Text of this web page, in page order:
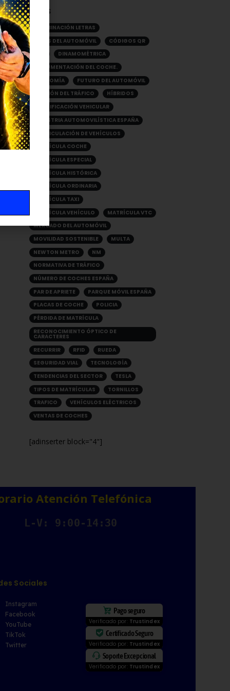
TAGS
COMBINACIÓN LETRAS
CRISIS DEL AUTOMÓVIL
CÓDIGOS QR
DINAMOMÉTRICA
DOCUMENTACIÓN DEL COCHE.
ECONOMÍA
FUTURO DEL AUTOMÓVIL
GESTIÓN DEL TRÁFICO
HÍBRIDOS
IDENTIFICACIÓN VEHICULAR
INDUSTRIA AUTOMOVILÍSTICA ESPAÑA
MATRICULACIÓN DE VEHÍCULOS
MATRÍCULA COCHE
MATRÍCULA ESPECIAL
MATRÍCULA HISTÓRICA
MATRÍCULA ORDINARIA
MATRÍCULA TAXI
MATRÍCULA VEHÍCULO
MATRÍCULA VTC
MERCADO DEL AUTOMÓVIL
MOVILIDAD SOSTENIBLE
MULTA
NEWTON METRO
NM
NORMATIVA DE TRÁFICO
NÚMERO DE COCHES ESPAÑA
PAR DE APRIETE
PARQUE MÓVIL ESPAÑA
PLACAS DE COCHE
POLICIA
PÉRDIDA DE MATRÍCULA
RECONOCIMIENTO ÓPTICO DE
CARACTERES
RECURRIR
RFID
RUEDA
SEGURIDAD VIAL
TECNOLOGÍA
TENDENCIAS DEL SECTOR
TESLA
TIPOS DE MATRÍCULAS
TORNILLOS
TRAFICO
VEHÍCULOS ELÉCTRICOS
VENTAS DE COCHES
[adinserter block="4"]
Atención Telefónica
L-V: 9:00-14:30
Sociales
Instagram
Facebook
YouTube
TikTok
Twitter
Pago seguro
Verificado por: Trustindex
Certificado Seguro
Verificado por: Trustindex
Soporte Excepcional
Verificado por: Trustindex